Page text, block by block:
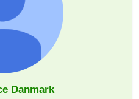
Danmark